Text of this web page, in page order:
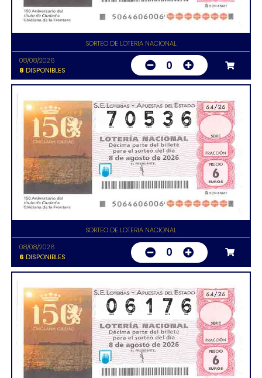
SORTEO DE LOTERIA NACIONAL
08/08/2026
8 DISPONIBLES 0
SORTEO DE LOTERIA NACIONAL
08/08/2026
6 DISPONIBLES 0